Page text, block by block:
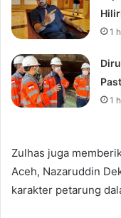
1
1
Zulhas juga
Aceh, Nazaruddin
karakter petarung